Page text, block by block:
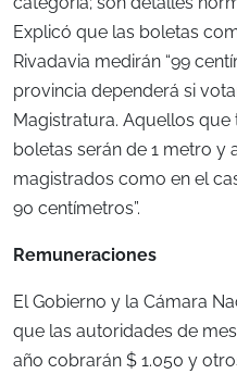
Explicó que las boletas
Rivadavia medirán “99
provincia dependerá si
Magistratura. Aquellos que
boletas serán de 1 metro
magistrados como en el
90 centímetros”.
Remuneraciones
El Gobierno y la Cámara
que las autoridades de
año cobrarán $ 1.050 y